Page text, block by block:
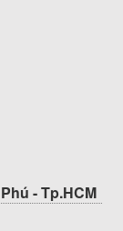
- Tp.HCM